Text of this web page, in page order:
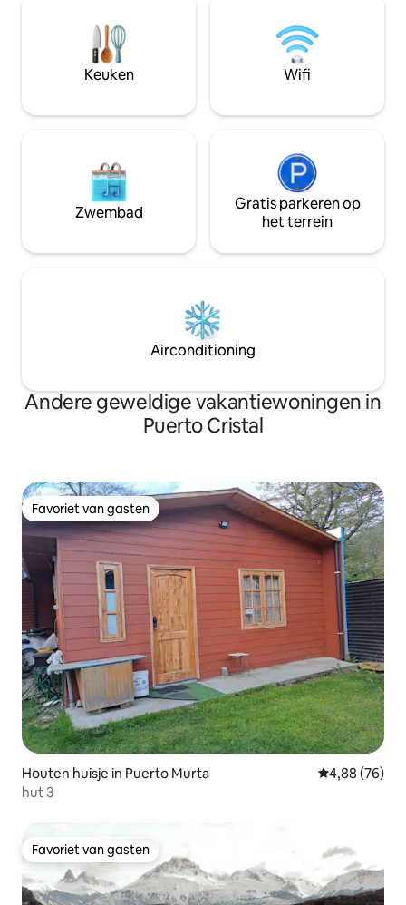
Cavernas de Mármol, Laguna San Rafael
en wandelingen naar de Exploradores-
te genieten van de natuur.
General Carrera-
km van de stad
snelweg 265
Keuken Wifi
Zwembad
Gratis parkeren op
het terrein
Airconditioning
Andere geweldige vakantiewoningen in
Puerto Cristal
Favoriet van gasten
Favoriet van gasten
Houten huisje in Puerto Murta Gemiddelde
4,88 (76)
hut 3
Favoriet van gasten
Favoriet van gasten